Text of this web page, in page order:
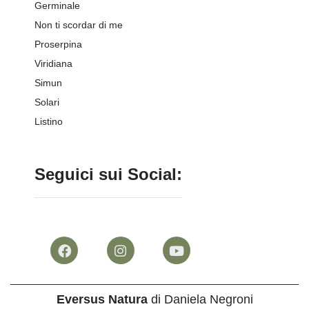
Germinale
Non ti scordar di me
Proserpina
Viridiana
Simun
Solari
Listino
Seguici sui Social:
Eversus Naturadi Daniela Negroni